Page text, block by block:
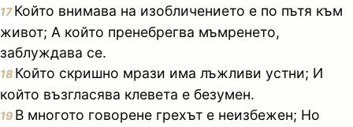
17Който внимава на изобличението е по пътя към
живот; А който пренебрегва мъмренето,
заблуждава се.
18 Който скришно мрази има лъжливи устни; И
който възгласява клевета е безумен.
19 В многото говорене грехът е неизбежен; Но